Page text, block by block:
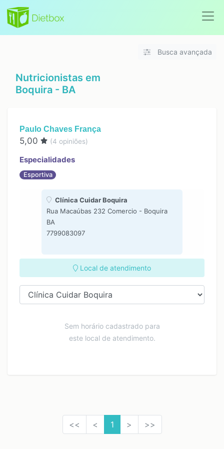
Busca avançada
Nutricionistas em
Boquira - BA
Paulo Chaves França
5,00 (4 opiniões)
Especialidades
Esportiva
Clínica Cuidar Boquira
Rua Macaúbas 232 Comercio - Boquira
BA
7799083097
Local de atendimento
Sem horário cadastrado para
este local de atendimento.
<< < 1 > >>